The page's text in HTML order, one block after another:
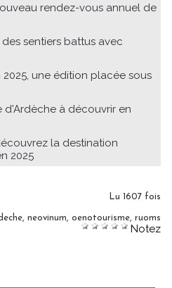
rendez-vous annuel de
sentiers battus avec
une édition placée sous
d'Ardèche à découvrir en
la destination
2025
Lu 1607 fois
neovinum oenotourisme ruoms
Notez